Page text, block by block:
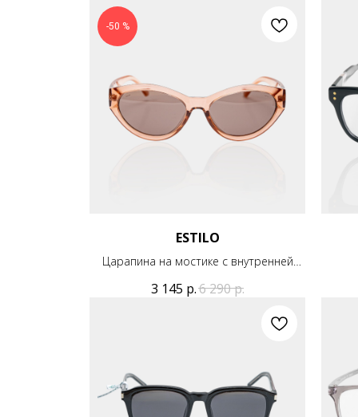
-50 %
ESTILO
Царапина на мостике с внутренней
3 145 р.6 290р.